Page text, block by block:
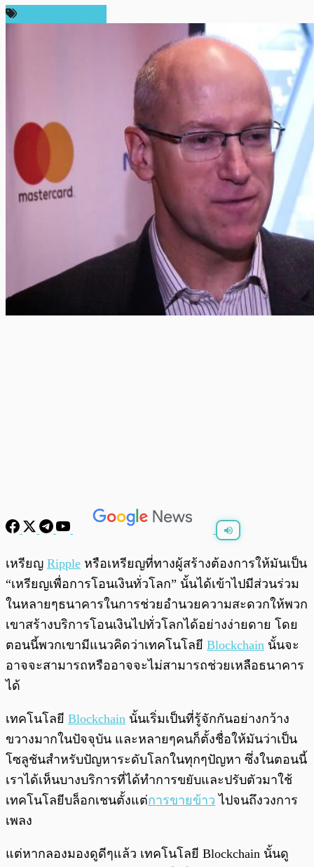
/0:00
เหรียญ Ripple หรือเหรียญที่ทางผู้สร้างต้องการให้มันเป็น
“เหรียญเพื่อการโอนเงินทั่วโลก” นั้นได้เข้าไปมีส่วนร่วม
ในหลายๆธนาคารในการช่วยอำนวยความสะดวกให้พวก
เขาสร้างบริการโอนเงินไปทั่วโลกได้อย่างง่ายดาย โดย
ตอนนี้พวกเขามีแนวคิดว่าเทคโนโลยี Blockchain นั้นจะ
อาจจะสามารถหรืออาจจะไม่สามารถช่วยเหลือธนาคาร
ได้
เทคโนโลยี Blockchain นั้นเริ่มเป็นที่รู้จักกันอย่างกว้าง
ขวางมากในปัจจุบัน และหลายๆคนก็ตั้งชื่อให้มันว่าเป็น
โซลูชันสำหรับปัญหาระดับโลกในทุกๆปัญหา ซึ่งในตอนนี้
เราได้เห็นบางบริการที่ได้ทำการขยับและปรับตัวมาใช้
เทคโนโลยีบล็อกเชนตั้งแต่การขายข้าว ไปจนถึงวงการ
เพลง
แต่หากลองมองดูดีๆแล้ว เทคโนโลยี Blockchain นั้นดู